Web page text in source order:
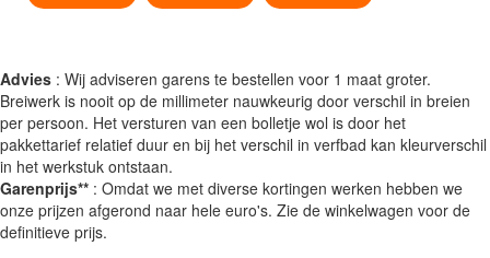
Advies : Wij adviseren garens te bestellen voor 1 maat groter.
Breiwerk is nooit op de millimeter nauwkeurig door verschil in breien
per persoon. Het versturen van een bolletje wol is door het
pakkettarief relatief duur en bij het verschil in verfbad kan kleurverschil
in het werkstuk ontstaan.
Garenprijs** : Omdat we met diverse kortingen werken hebben we
onze prijzen afgerond naar hele euro's. Zie de winkelwagen voor de
definitieve prijs.